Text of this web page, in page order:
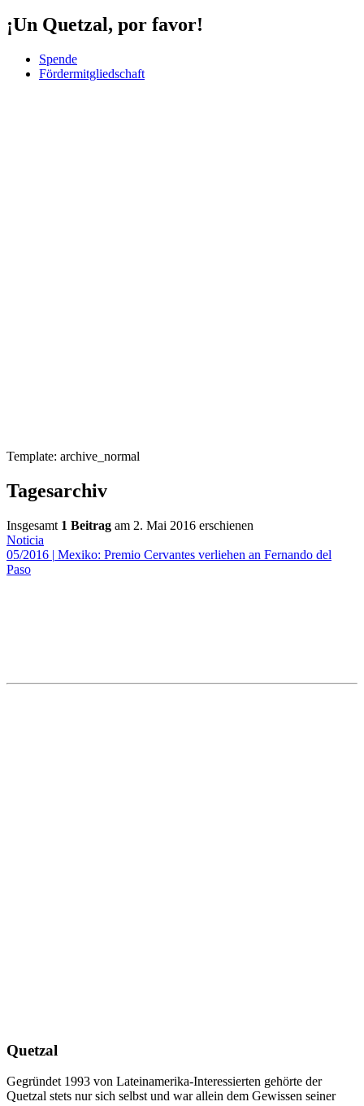
¡Un Quetzal, por favor!
Spende
Fördermitgliedschaft
Template: archive_normal
Tagesarchiv
Insgesamt 1 Beitrag am 2. Mai 2016 erschienen
Noticia
05/2016 | Mexiko: Premio Cervantes verliehen an Fernando del
Paso
Quetzal
Gegründet 1993 von Lateinamerika-Interessierten gehörte der
Quetzal stets nur sich selbst und war allein dem Gewissen seiner